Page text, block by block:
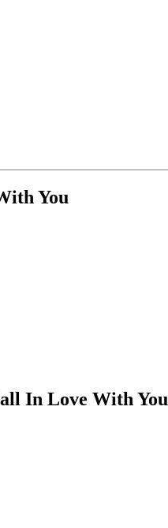
You
In Love With You